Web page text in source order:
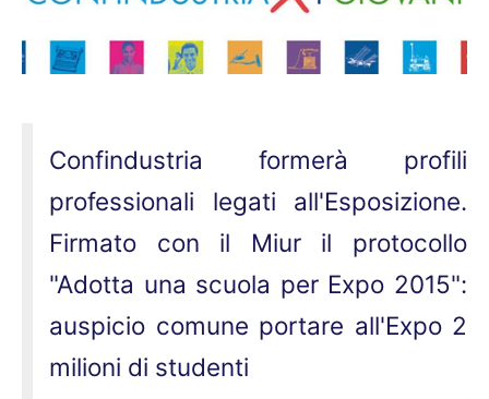
Confindustria formerà profili
professionali legati all'Esposizione.
Firmato con il Miur il protocollo
"Adotta una scuola per Expo 2015":
auspicio comune portare all'Expo 2
milioni di studenti